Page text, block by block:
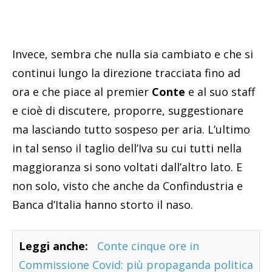
Invece, sembra che nulla sia cambiato e che si
continui lungo la direzione tracciata fino ad
ora e che piace al premier Conte e al suo staff
e cioè di discutere, proporre, suggestionare
ma lasciando tutto sospeso per aria. L’ultimo
in tal senso il taglio dell’Iva su cui tutti nella
maggioranza si sono voltati dall’altro lato. E
non solo, visto che anche da Confindustria e
Banca d’Italia hanno storto il naso.
Leggi anche:
Conte cinque ore in
Commissione Covid: più propaganda politica